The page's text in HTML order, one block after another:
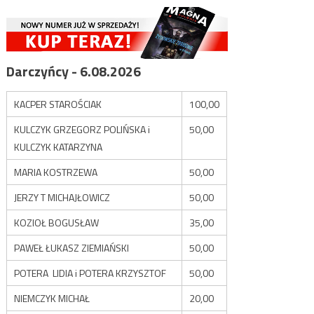
Darczyńcy - 6.08.2026
KACPER STAROŚCIAK
100,00
KULCZYK GRZEGORZ POLIŃSKA i
KULCZYK KATARZYNA
50,00
MARIA KOSTRZEWA
50,00
JERZY T MICHAJŁOWICZ
50,00
KOZIOŁ BOGUSŁAW
35,00
PAWEŁ ŁUKASZ ZIEMIAŃSKI
50,00
POTERA LIDIA i POTERA KRZYSZTOF
50,00
NIEMCZYK MICHAŁ
20,00